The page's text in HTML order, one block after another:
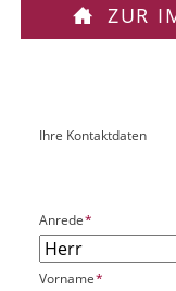
ZUR
O
k
P
UIhre Kontaktdaten
P
f
l
i
Anrede*
P
Vorname*